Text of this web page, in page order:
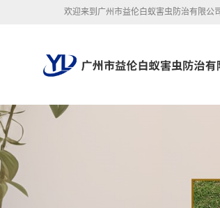
欢迎来到广州市益伦白蚁害虫防治有限公司